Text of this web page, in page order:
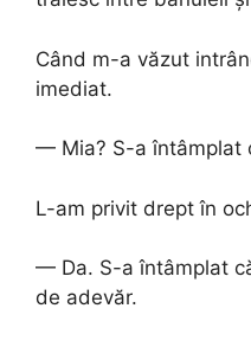
Când m-a văzut
imediat.
— Mia? S-a întâmplat
L-am privit drept în
— Da. S-a întâmplat
de adevăr.